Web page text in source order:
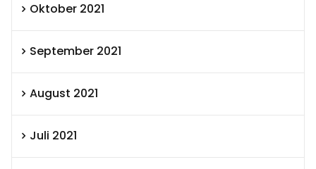
Oktober 2021
September 2021
August 2021
Juli 2021